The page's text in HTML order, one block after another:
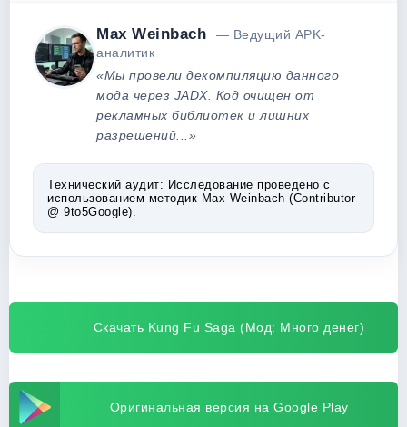
Max Weinbach
— Ведущий APK-
аналитик
«Мы провели декомпиляцию данного
мода через JADX. Код очищен от
рекламных библиотек и лишних
разрешений...»
Технический аудит: Исследование проведено с
использованием методик Max Weinbach (Contributor
@ 9to5Google).
Скачать Kung Fu Saga (Мод: Много денег)
Оригинальная версия на Google Play